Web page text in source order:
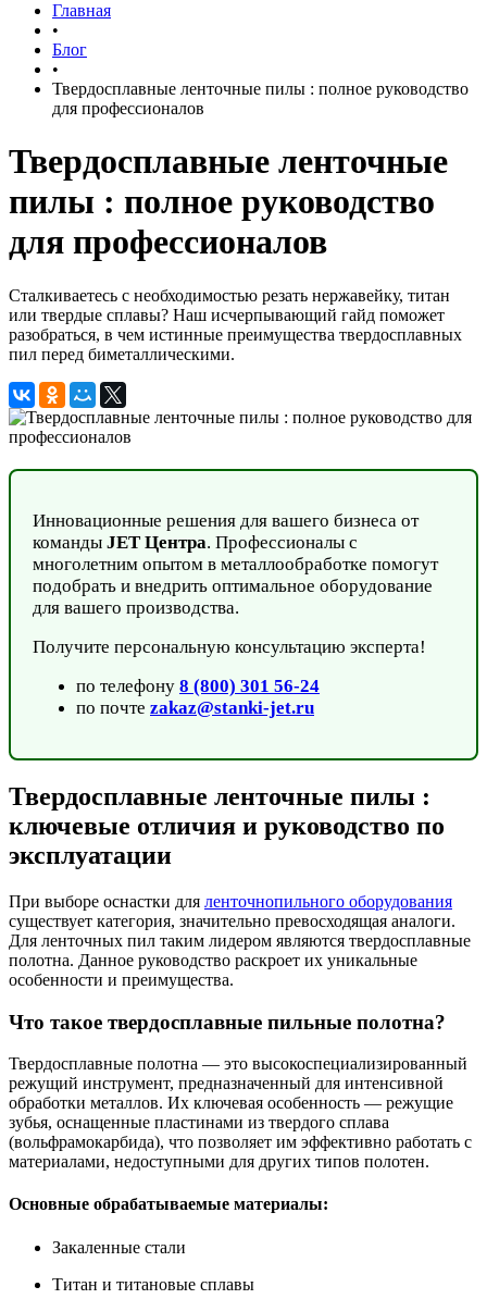
Главная
•
Блог
•
Твердосплавные ленточные пилы : полное руководство
для профессионалов
Твердосплавные ленточные
пилы : полное руководство
для профессионалов
Сталкиваетесь с необходимостью резать нержавейку, титан
или твердые сплавы? Наш исчерпывающий гайд поможет
разобраться, в чем истинные преимущества твердосплавных
пил перед биметаллическими.
Инновационные решения для вашего бизнеса от
команды JET Центра. Профессионалы с
многолетним опытом в металлообработке помогут
подобрать и внедрить оптимальное оборудование
для вашего производства.
Получите персональную консультацию эксперта!
по телефону 8 (800) 301 56-24
по почте zakaz@stanki-jet.ru
Твердосплавные ленточные пилы :
ключевые отличия и руководство по
эксплуатации
При выборе оснастки для ленточнопильного оборудования
существует категория, значительно превосходящая аналоги.
Для ленточных пил таким лидером являются твердосплавные
полотна. Данное руководство раскроет их уникальные
особенности и преимущества.
Что такое твердосплавные пильные полотна?
Твердосплавные полотна — это высокоспециализированный
режущий инструмент, предназначенный для интенсивной
обработки металлов. Их ключевая особенность — режущие
зубья, оснащенные пластинами из твердого сплава
(вольфрамокарбида), что позволяет им эффективно работать с
материалами, недоступными для других типов полотен.
Основные обрабатываемые материалы:
Закаленные стали
Титан и титановые сплавы